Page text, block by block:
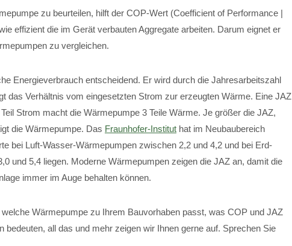
zu beurteilen, hilft der COP-Wert (Coefficient of Performance |
effizient die im Gerät verbauten Aggregate arbeiten. Darum eignet er
zu vergleichen.
Energieverbrauch entscheidend. Er wird durch die Jahresarbeitszahl
das Verhältnis vom eingesetzten Strom zur erzeugten Wärme. Eine JAZ
Strom macht die Wärmepumpe 3 Teile Wärme. Je größer die JAZ,
die Wärmepumpe. Das Fraunhofer-Institut hat im Neubaubereich
bei Luft-Wasser-Wärmepumpen zwischen 2,2 und 4,2 und bei Erd-
und 5,4 liegen. Moderne Wärmepumpen zeigen die JAZ an, damit die
immer im Auge behalten können.
Wärmepumpe zu Ihrem Bauvorhaben passt, was COP und JAZ
bedeuten, all das und mehr zeigen wir Ihnen gerne auf. Sprechen Sie